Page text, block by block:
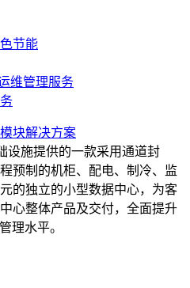
节能
维管理服务
块解决方案
设施提供的一款采用通道封
预制的机柜、配电、制冷、监
的独立的小型数据中心，为客
心整体产品及交付，全面提升
理水平。